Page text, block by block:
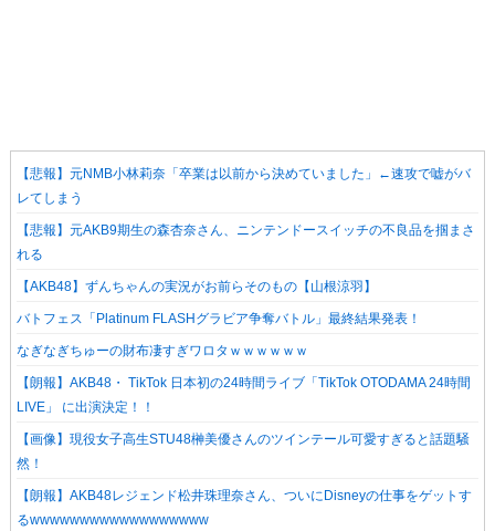
【悲報】元NMB小林莉奈「卒業は以前から決めていました」←速攻で嘘がバ
レてしまう
【悲報】元AKB9期生の森杏奈さん、ニンテンドースイッチの不良品を掴まさ
れる
【AKB48】ずんちゃんの実況がお前らそのもの【山根涼羽】
バトフェス「Platinum FLASHグラビア争奪バトル」最終結果発表！
なぎなぎちゅーの財布凄すぎワロタｗｗｗｗｗｗ
【朗報】AKB48・ TikTok 日本初の24時間ライブ「TikTok OTODAMA 24時間
LIVE」 に出演決定！！
【画像】現役女子高生STU48榊美優さんのツインテール可愛すぎると話題騒
然！
【朗報】AKB48レジェンド松井珠理奈さん、ついにDisneyの仕事をゲットす
るwwwwwwwwwwwwwwwwww